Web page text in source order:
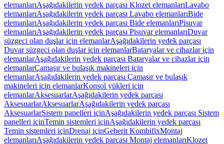
elemanlarıAşağıdakilerin yedek parçası Klozet elemanlarıLavabo
elemanlarıAşağıdakilerin yedek parçası Lavabo elemanlarıBide
elemanlarıAşağıdakilerin yedek parçası Bide elemanlarıPisuvar
elemanlarıAşağıdakilerin yedek parçası Pisuvar elemanlarıDuvar
süzgeci olan duşlar için elemanlarAşağıdakilerin yedek parçası
Duvar süzgeci olan duşlar için elemanlarBataryalar ve cihazlar için
elemanlarAşağıdakilerin yedek parçası Bataryalar ve cihazlar için
elemanlarÇamaşır ve bulaşık makineleri için
elemanlarAşağıdakilerin yedek parçası Çamaşır ve bulaşık
makineleri için elemanlarKonsol yükleri için
elemanlarAksesuarlarAşağıdakilerin yedek parçası
AksesuarlarAksesuarlarAşağıdakilerin yedek parçası
AksesuarlarSistem panelleri içinAşağıdakilerin yedek parçası Sistem
panelleri içinTemin sistemleri içinAşağıdakilerin yedek parçası
Temin sistemleri içinDrenaj içinGeberit KombifixMontaj
elemanlarıAşağıdakilerin yedek parçası Montaj elemanlarıKlozet